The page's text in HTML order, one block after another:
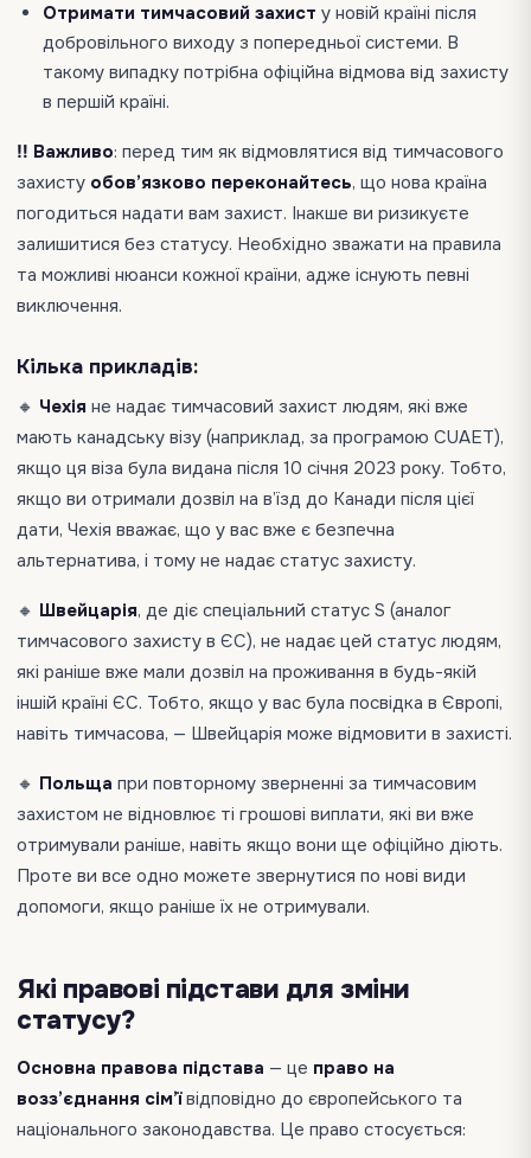
Отримати тимчасовий захист у новій країні після
добровільного виходу з попередньої системи. В
такому випадку потрібна офіційна відмова від захисту
в першій країні.
‼️ Важливо: перед тим як відмовлятися від тимчасового
захисту обов’язково переконайтесь, що нова країна
погодиться надати вам захист. Інакше ви ризикуєте
залишитися без статусу. Необхідно зважати на правила
та можливі нюанси кожної країни, адже існують певні
виключення.
Кілька прикладів:
🔸 Чехія не надає тимчасовий захист людям, які вже
мають канадську візу (наприклад, за програмою CUAET),
якщо ця віза була видана після 10 січня 2023 року. Тобто,
якщо ви отримали дозвіл на в’їзд до Канади після цієї
дати, Чехія вважає, що у вас вже є безпечна
альтернатива, і тому не надає статус захисту.
🔸 Швейцарія, де діє спеціальний статус S (аналог
тимчасового захисту в ЄС), не надає цей статус людям,
які раніше вже мали дозвіл на проживання в будь-якій
іншій країні ЄС. Тобто, якщо у вас була посвідка в Європі,
навіть тимчасова, — Швейцарія може відмовити в захисті.
🔸 Польща при повторному зверненні за тимчасовим
захистом не відновлює ті грошові виплати, які ви вже
отримували раніше, навіть якщо вони ще офіційно діють.
Проте ви все одно можете звернутися по нові види
допомоги, якщо раніше їх не отримували.
Які правові підстави для зміни
статусу?
Основна правова підстава — це право на
возз’єднання сім’ївідповідно до європейського та
національного законодавства. Це право стосується: